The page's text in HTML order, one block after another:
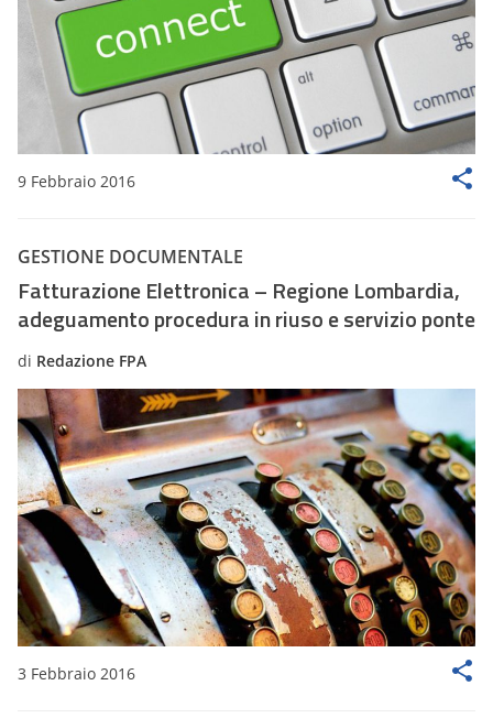
9 Febbraio 2016
GESTIONE DOCUMENTALE
Fatturazione Elettronica – Regione Lombardia,
adeguamento procedura in riuso e servizio ponte
di Redazione FPA
3 Febbraio 2016